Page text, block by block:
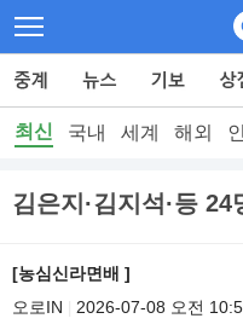
최신 국내 세계 해외
김은지·김지석·등
[농심신라면배 ]
오로IN
2026-07-08 오전